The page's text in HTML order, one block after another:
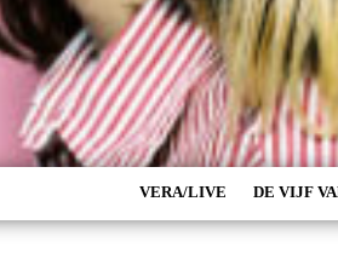
VERA/LIVE DE VIJF